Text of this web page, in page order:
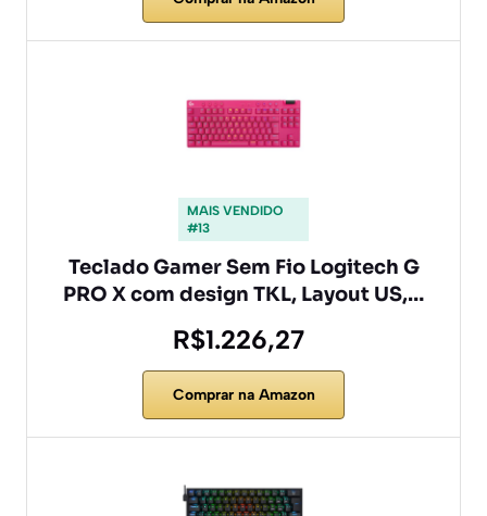
MAIS VENDIDO
#13
Teclado Gamer Sem Fio Logitech G
PRO X com design TKL, Layout US,…
R$1.226,27
Comprar na Amazon